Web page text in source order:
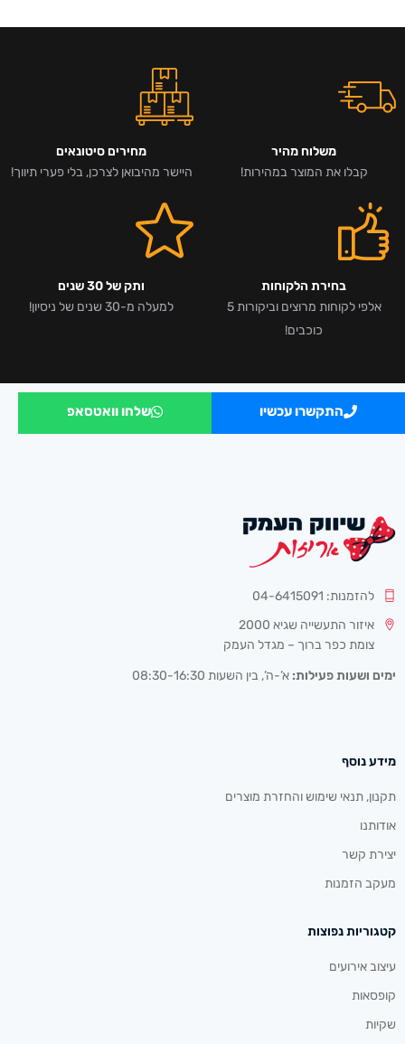
משלוח מהיר
קבלו את המוצר במהירות!
מחירים סיטונאים
היישר מהיבואן לצרכן, בלי פערי תיווך!
בחירת הלקוחות
אלפי לקוחות מרוצים וביקורות 5
כוכבים!
ותק של 30 שנים
למעלה מ-30 שנים של ניסיון!
התקשרו עכשיו שלחו וואטסאפ
להזמנות: 04-6415091
איזור התעשייה שגיא 2000
צומת כפר ברוך – מגדל העמק
ימים ושעות פעילות: א’-ה’, בין השעות 08:30-16:30
מידע נוסף
תקנון, תנאי שימוש והחזרת מוצרים
אודותנו
יצירת קשר
מעקב הזמנות
קטגוריות נפוצות
עיצוב אירועים
קופסאות
שקיות